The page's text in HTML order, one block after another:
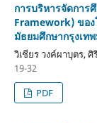
การบริหารจัดการ
Framework) ของ
มัธยมศึกษากรุงเท
วิเชียร วงค์ผาบุตร,
19-32
PDF